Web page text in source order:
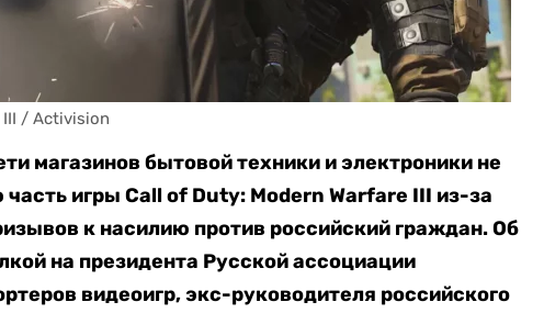
III / Activision
магазинов бытовой техники и электроники не
игры Call of Duty: Modern Warfare III из-за
к насилию против российский граждан. Об
на президента Русской ассоциации
видеоигр, экс-руководителя российского